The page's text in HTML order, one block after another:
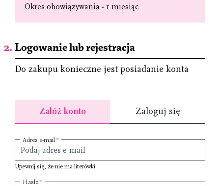
Okres obowiązywania - 1 miesiąc
Logowanie lub rejestracja
Do zakupu konieczne jest posiadanie konta
Załóż konto
Adres e-mail
Upewnij się, że nie ma literówki
Hasło
Zaloguj się